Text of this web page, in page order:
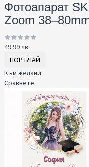
Фотоапарат
Zoom
49.99 лв.
ПОРЪЧАЙ
Към желани
Сравнете